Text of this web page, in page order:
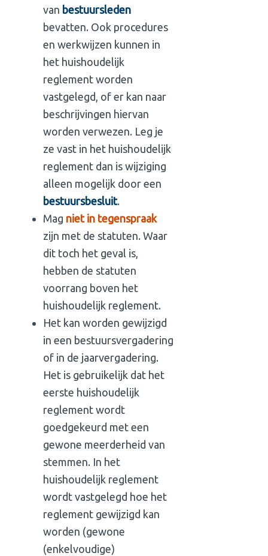
van bestuursleden
bevatten. Ook procedures
en werkwijzen kunnen in
het huishoudelijk
reglement worden
vastgelegd, of er kan naar
beschrijvingen hiervan
worden verwezen. Leg je
ze vast in het huishoudelijk
reglement dan is wijziging
alleen mogelijk door een
bestuursbesluit.
Mag niet in tegenspraak
zijn met de statuten. Waar
dit toch het geval is,
hebben de statuten
voorrang boven het
huishoudelijk reglement.
Het kan worden gewijzigd
in een bestuursvergadering
of in de jaarvergadering.
Het is gebruikelijk dat het
eerste huishoudelijk
reglement wordt
goedgekeurd met een
gewone meerderheid van
stemmen. In het
huishoudelijk reglement
wordt vastgelegd hoe het
reglement gewijzigd kan
worden (gewone
(enkelvoudige)